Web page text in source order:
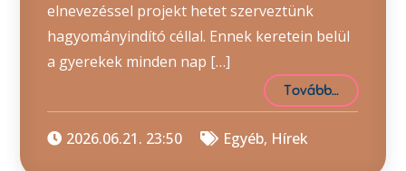
elnevezéssel projekt hetet szerveztünk
hagyományindító céllal. Ennek keretein belül
a gyerekek minden nap […]
Tovább…
2026.06.21. 23:50 Egyéb, Hírek